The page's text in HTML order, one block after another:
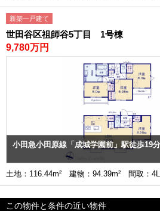
新築一戸建て
世田谷区祖師谷5丁目 1号棟
9,780万円
小田急小田原線「成城学園前」駅徒歩19分
土地：116.44m² 建物：94.39m² 間取：
この物件と条件の近い物件